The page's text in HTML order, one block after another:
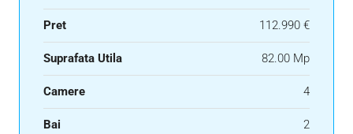
Pret 112.990 €
Suprafata Utila 82.00 Mp
Camere 4
Bai 2